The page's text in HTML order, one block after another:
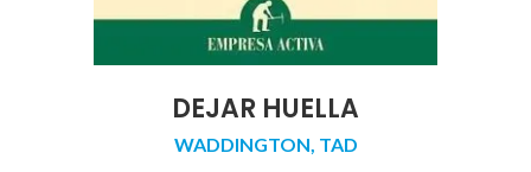
DEJAR HUELLA
WADDINGTON, TAD